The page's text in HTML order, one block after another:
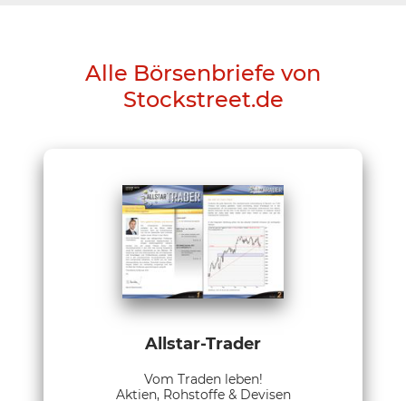
Alle Börsenbriefe von
Stockstreet.de
Allstar-Trader
Vom Traden leben!
Aktien, Rohstoffe & Devisen